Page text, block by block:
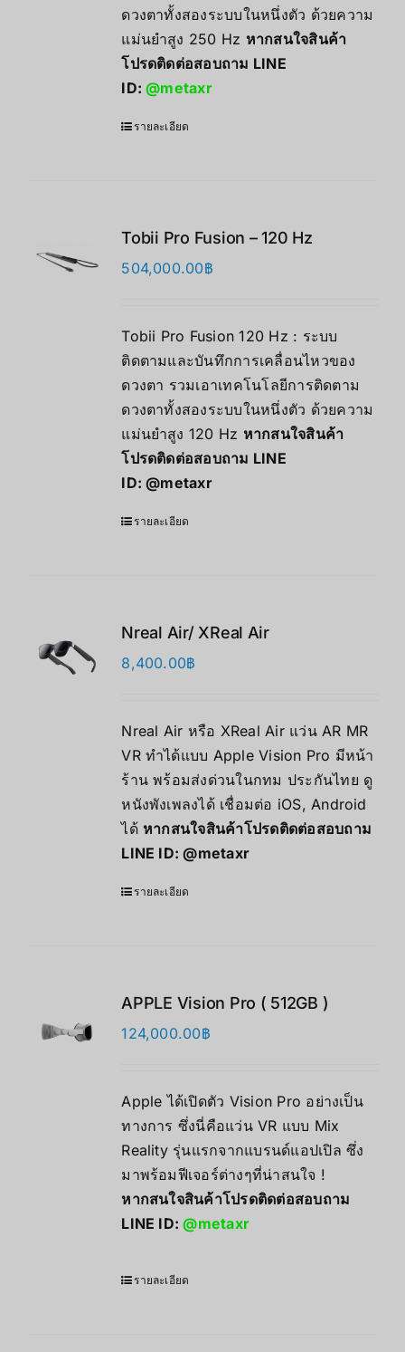
ดวงตาทั้งสองระบบในหนึ่งตัว ด้วยความ
แม่นยำสูง 250 Hz หากสนใจสินค้า
โปรดติดต่อสอบถาม LINE
ID:@metaxr
รายละเอียด
Tobii Pro Fusion – 120 Hz
504,000.00฿
Tobii Pro Fusion 120 Hz : ระบบ
ติดตามและบันทึกการเคลื่อนไหวของ
ดวงตา รวมเอาเทคโนโลยีการติดตาม
ดวงตาทั้งสองระบบในหนึ่งตัว ด้วยความ
แม่นยำสูง 120 Hz หากสนใจสินค้า
โปรดติดต่อสอบถาม LINE
ID:@metaxr
รายละเอียด
Nreal Air/ XReal Air
8,400.00฿
Nreal Air หรือ XReal Air แว่น AR MR
VR ทำได้แบบ Apple Vision Pro มีหน้า
ร้าน พร้อมส่งด่วนในกทม ประกันไทย ดู
หนังพังเพลงได้ เชื่อมต่อ iOS, Android
ได้ หากสนใจสินค้าโปรดติดต่อสอบถาม
LINE ID:@metaxr
รายละเอียด
APPLE Vision Pro ( 512GB )
124,000.00฿
Apple ได้เปิดตัว Vision Pro อย่างเป็น
ทางการ ซึ่งนี่คือแว่น VR แบบ Mix
Reality รุ่นแรกจากแบรนด์แอปเปิล ซึ่ง
มาพร้อมฟีเจอร์ต่างๆที่น่าสนใจ !
หากสนใจสินค้าโปรดติดต่อสอบถาม
LINE ID:@metaxr
รายละเอียด